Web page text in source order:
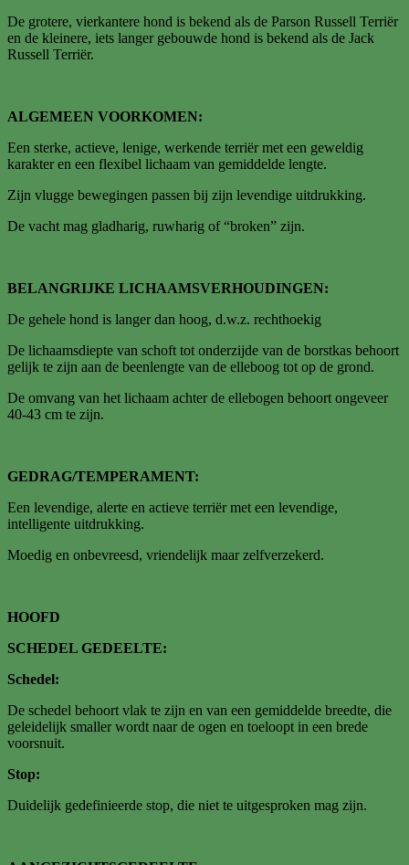
De grotere, vierkantere hond is bekend als de Parson Russell Terriër
en de kleinere, iets langer gebouwde hond is bekend als de Jack
Russell Terriër.
ALGEMEEN VOORKOMEN:
Een sterke, actieve, lenige, werkende terriër met een geweldig
karakter en een flexibel lichaam van gemiddelde lengte.
Zijn vlugge bewegingen passen bij zijn levendige uitdrukking.
De vacht mag gladharig, ruwharig of “broken” zijn.
BELANGRIJKE LICHAAMSVERHOUDINGEN:
De gehele hond is langer dan hoog, d.w.z. rechthoekig
De lichaamsdiepte van schoft tot onderzijde van de borstkas behoort
gelijk te zijn aan de beenlengte van de elleboog tot op de grond.
De omvang van het lichaam achter de ellebogen behoort ongeveer
40-43 cm te zijn.
GEDRAG/TEMPERAMENT:
Een levendige, alerte en actieve terriër met een levendige,
intelligente uitdrukking.
Moedig en onbevreesd, vriendelijk maar zelfverzekerd.
HOOFD
SCHEDEL GEDEELTE:
Schedel:
De schedel behoort vlak te zijn en van een gemiddelde breedte, die
geleidelijk smaller wordt naar de ogen en toeloopt in een brede
voorsnuit.
Stop:
Duidelijk gedefinieerde stop, die niet te uitgesproken mag zijn.